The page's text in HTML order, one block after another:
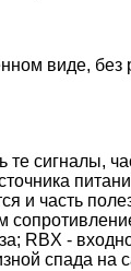
виде, без
сигналы,
и часть
RBX -
спада на